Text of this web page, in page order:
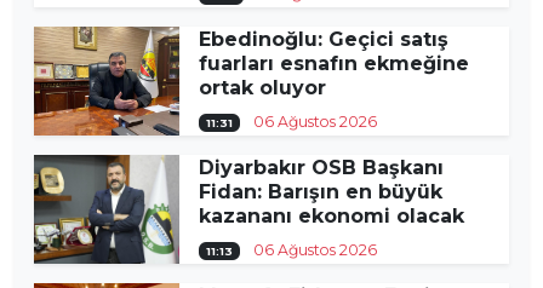
Ebedinoğlu: Geçici satış
fuarları esnafın ekmeğine
ortak oluyor
11:31 06 Ağustos 2026
Diyarbakır OSB Başkanı
Fidan: Barışın en büyük
kazananı ekonomi olacak
11:13 06 Ağustos 2026